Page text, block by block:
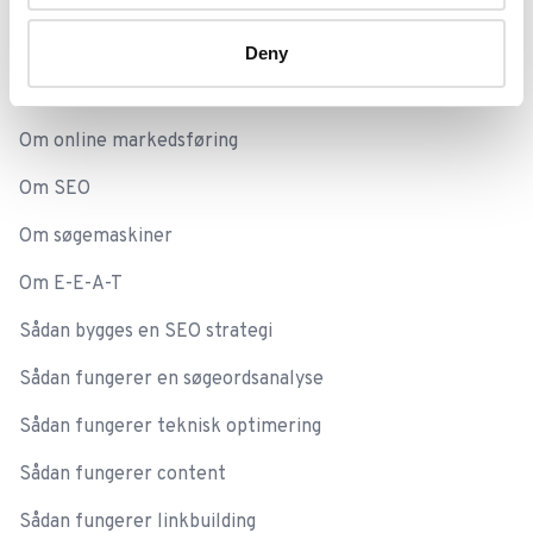
Deny
Om online markedsføring
Om SEO
Om søgemaskiner
Om E-E-A-T
Sådan bygges en SEO strategi
Sådan fungerer en søgeordsanalyse
Sådan fungerer teknisk optimering
Sådan fungerer content
Sådan fungerer linkbuilding